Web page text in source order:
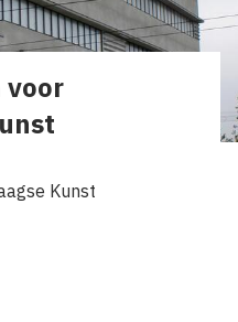
voor
Kunst